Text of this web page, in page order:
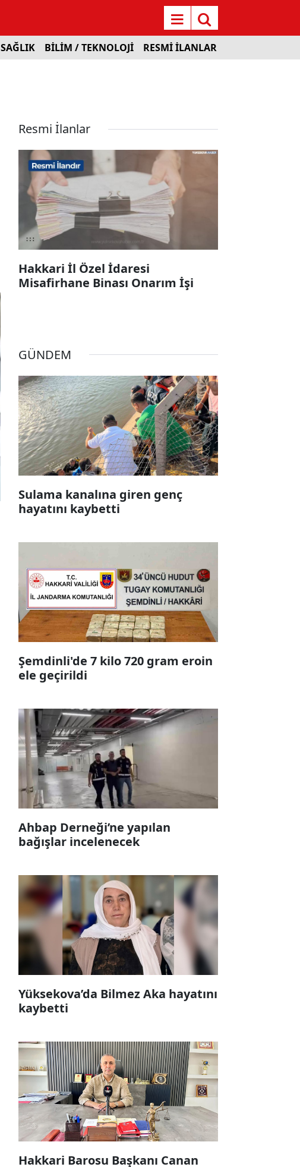
SAĞLIK BİLİM / TEKNOLOJİ RESMİ İLANLAR
Resmi İlanlar
Hakkari İl Özel İdaresi
Misafirhane Binası Onarım İşi
GÜNDEM
Sulama kanalına giren genç
hayatını kaybetti
Şemdinli'de 7 kilo 720 gram eroin
ele geçirildi
Ahbap Derneği’ne yapılan
bağışlar incelenecek
Yüksekova’da Bilmez Aka hayatını
kaybetti
Hakkari Barosu Başkanı Canan